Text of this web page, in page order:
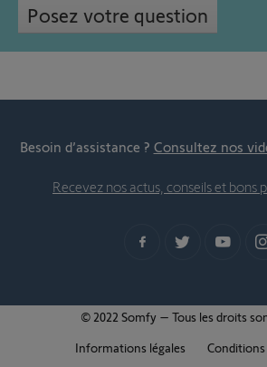
Posez votre question
Besoin d’assistance ? Consultez nos
Recevez nos actus, conseils et bons
© 2022 Somfy – Tous les droits
Informations légales